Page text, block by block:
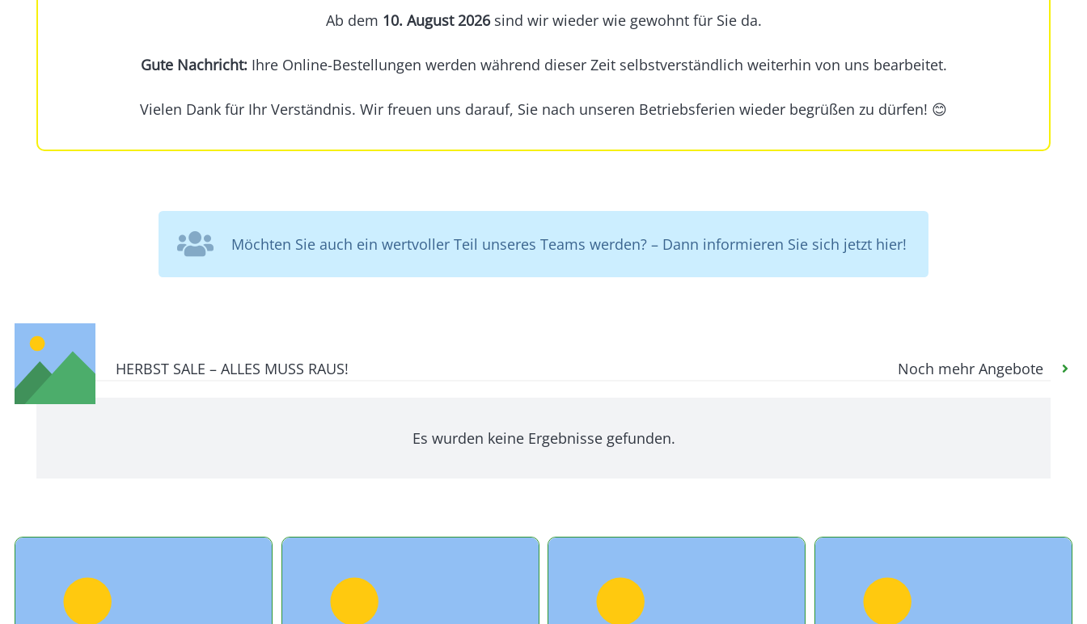
Ab dem 10. August 2026sind wir wieder wie gewohnt für Sie da.
Gute Nachricht:Ihre Online-Bestellungen werden während dieser Zeit selbstverständlich weiterhin von uns bearbeitet.
Vielen Dank für Ihr Verständnis. Wir freuen uns darauf, Sie nach unseren Betriebsferien wieder begrüßen zu dürfen! 😊
Möchten Sie auch ein wertvoller Teil unseres Teams werden? – Dann informieren Sie sich jetzt hier!
HERBST SALE – ALLES MUSS RAUS! Noch mehr Angebote
Es wurden keine Ergebnisse gefunden.